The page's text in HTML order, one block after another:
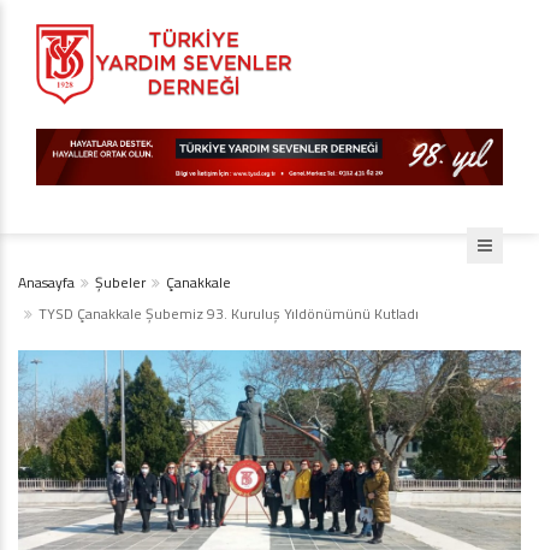
Anasayfa Şubeler
Çanakkale
TYSD Çanakkale Şubemiz 93. Kuruluş Yıldönümünü Kutladı